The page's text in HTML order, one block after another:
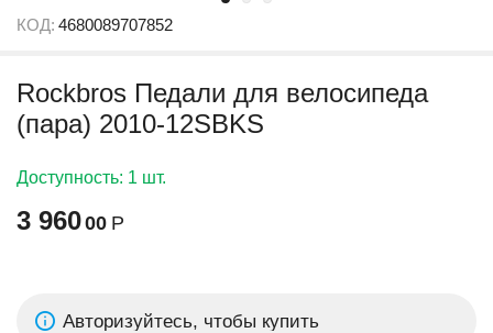
КОД: 4680089707852
Rockbros Педали для велосипеда
(пара) 2010-12SBKS
Доступность: 1 шт.
3 96000 Р
Авторизуйтесь, чтобы купить